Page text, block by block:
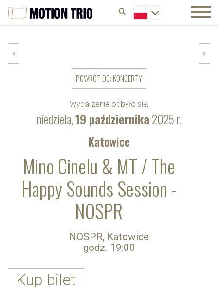
Wydarzenie odbyło się:
niedziela,19 października2025 r.
< >
POWRÓT DO: KONCERTY
Katowice
Mino Cinelu & MT / The
Happy Sounds Session -
NOSPR
NOSPR, Katowice
godz. 19:00
Kup bilet